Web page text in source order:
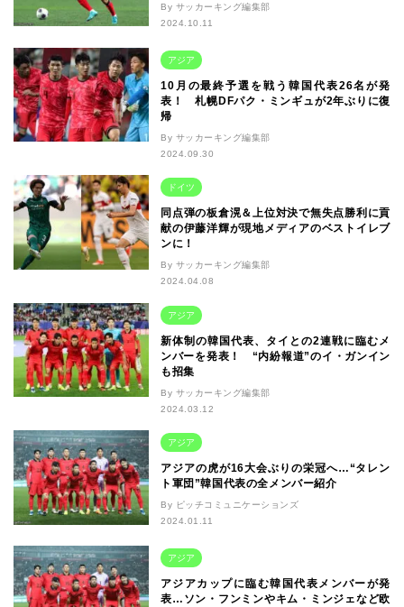
By サッカーキング編集部
2024.10.11
アジア
10月の最終予選を戦う韓国代表26名が発
表！ 札幌DFパク・ミンギュが2年ぶりに復
帰
By サッカーキング編集部
2024.09.30
ドイツ
同点弾の板倉滉＆上位対決で無失点勝利に貢
献の伊藤洋輝が現地メディアのベストイレブ
ンに！
By サッカーキング編集部
2024.04.08
アジア
新体制の韓国代表、タイとの2連戦に臨むメ
ンバーを発表！ “内紛報道”のイ・ガンイン
も招集
By サッカーキング編集部
2024.03.12
アジア
アジアの虎が16大会ぶりの栄冠へ…“タレン
ト軍団”韓国代表の全メンバー紹介
By ピッチコミュニケーションズ
2024.01.11
アジア
アジアカップに臨む韓国代表メンバーが発
表…ソン・フンミンやキム・ミンジェなど欧